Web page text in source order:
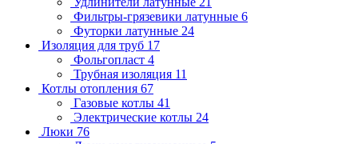
Фильтры-грязевики латунные 6
Футорки латунные 24
Изоляция для труб 17
Фольгопласт 4
Трубная изоляция 11
Котлы отопления 67
Газовые котлы 41
Электрические котлы 24
Люки 76